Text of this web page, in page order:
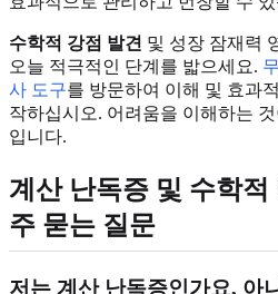
수학적 강점 발견 및 성장 잠재력
오늘 적극적인 단계를 밟으세요.
사 도구를 방문하여 이해 및 효과
작하십시오. 어려움을 이해하는
입니다.
계산 난독증 및 수학
주 묻는 질문
저는 계산 난독증인가요, 아